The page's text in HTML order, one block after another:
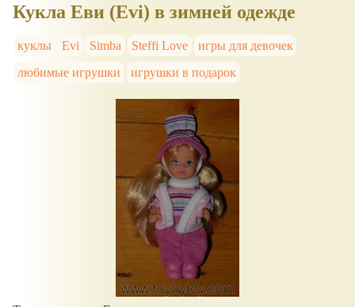
Кукла Еви (Evi) в зимней одежде
куклы Evi Simba Steffi Love
игры для девочек
любимые игрушки
игрушки в подарок